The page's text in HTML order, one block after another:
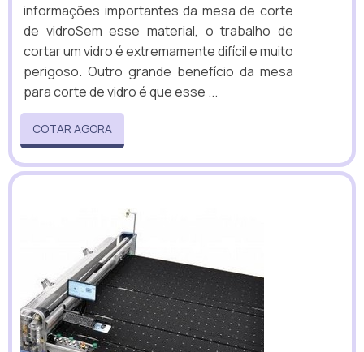
informações importantes da mesa de corte
de vidroSem esse material, o trabalho de
cortar um vidro é extremamente difícil e muito
perigoso. Outro grande benefício da mesa
para corte de vidro é que esse ...
COTAR AGORA